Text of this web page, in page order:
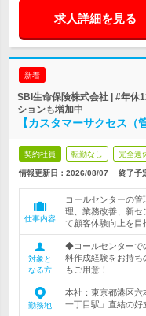
求人詳細を見る
新着
SBI生命保険株式会社 | #年休
ションも増加中
【カスタマーサクセス
契約社員 転勤なし 完全週
情報更新日：2026/08/07 終了予
仕事内容
コールセンターの
理、業務改善、新セ
て顧客体験向上を目
対象と
なる方
◆コールセンターで
料作成経験をお持
もご用意！
勤務地
本社：東京都港区
一丁目駅」直結の好